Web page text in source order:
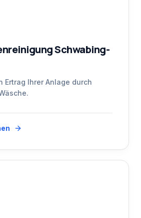
Schwabing-
Ertrag Ihrer Anlage durch